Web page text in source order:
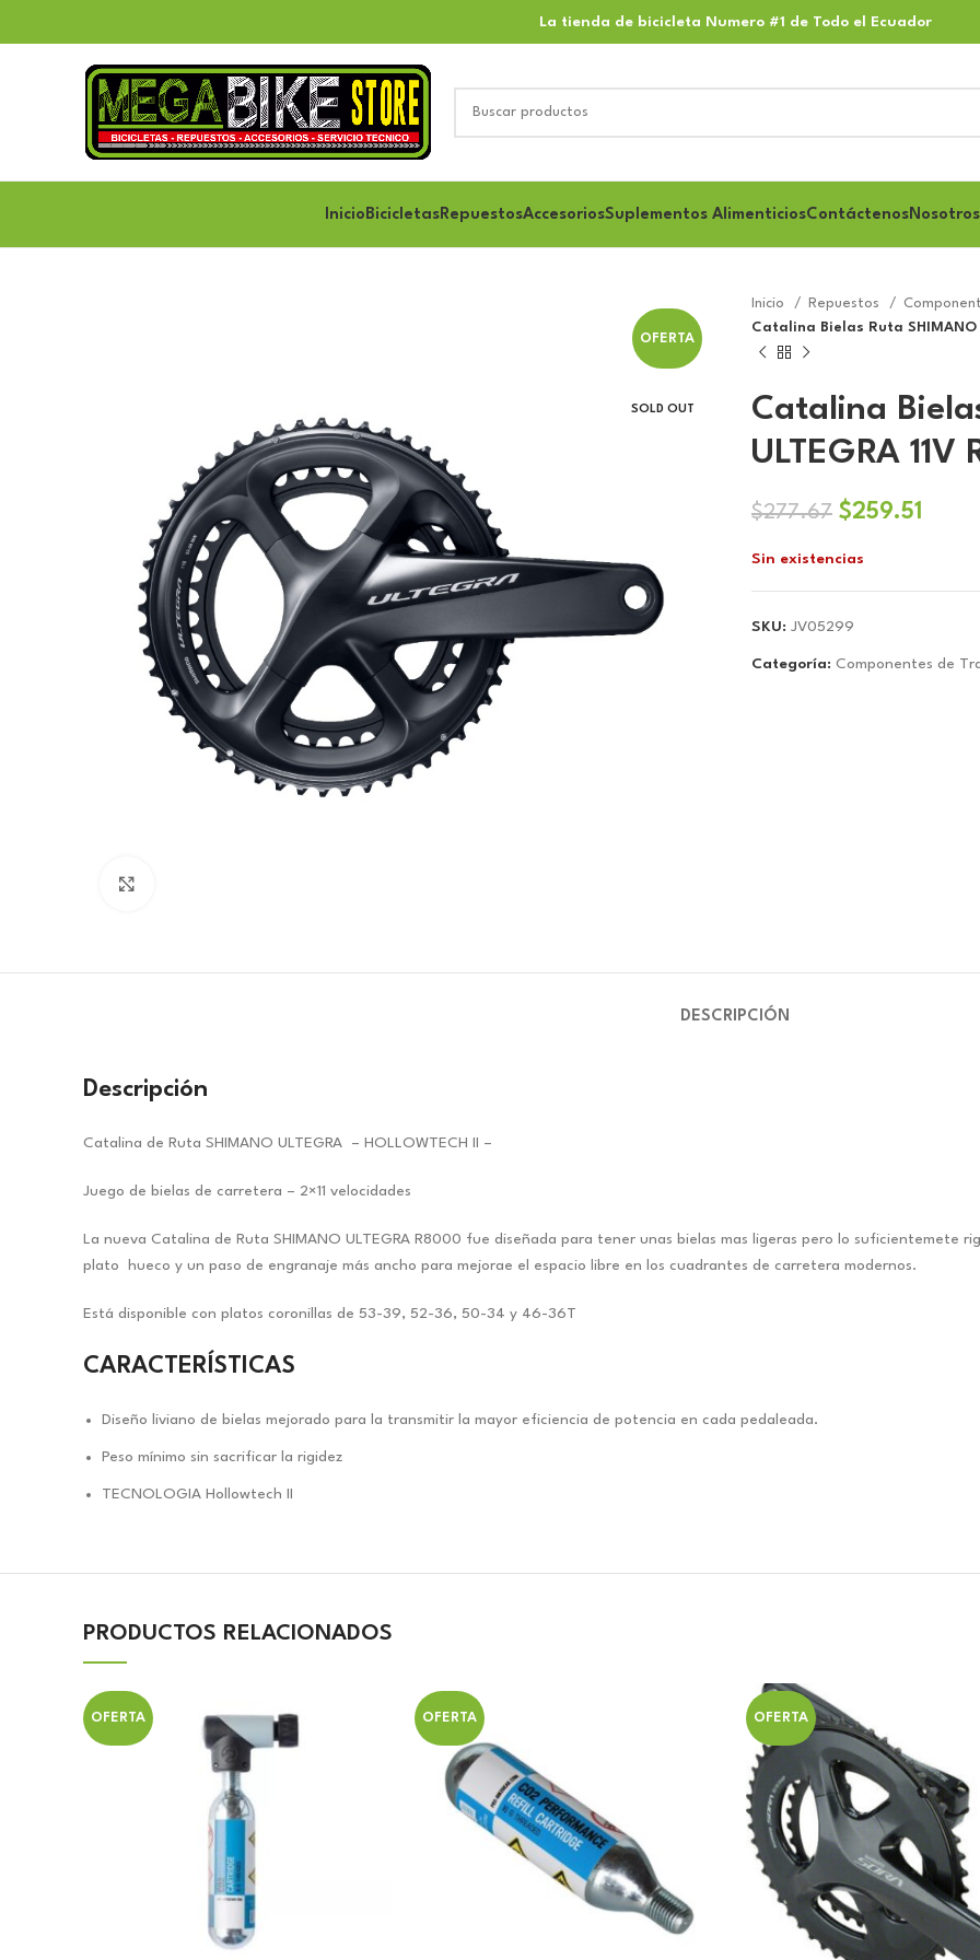
La tienda de bicicleta Numero #1 de Todo el Ecuador
Inicio BicicletasRepuestosAccesoriosSuplementos AlimenticiosContáctenos
OFERTA
SOLD OUT
Inicio Repuestos
Catalina Bielas Ruta SHIMANO
Catalina
ULTEGRA 11V
$277.67 El
original
$277.67.
$259.51
Sin existencias
SKU: JV05299
Categoría: Componentes de
DESCRIPCIÓN
Descripción
Catalina de Ruta SHIMANO ULTEGRA – HOLLOWTECH II –
Juego de bielas de carretera – 2×11 velocidades
La nueva Catalina de Ruta SHIMANO ULTEGRA R8000 fue diseñada para tener unas bielas mas ligeras pero lo suficientemete
plato hueco y un paso de engranaje más ancho para mejorae el espacio libre en los cuadrantes de carretera modernos.
Está disponible con platos coronillas de 53-39, 52-36, 50-34 y 46-36T
CARACTERÍSTICAS
Diseño liviano de bielas mejorado para la transmitir la mayor eficiencia de potencia en cada pedaleada.
Peso mínimo sin sacrificar la rigidez
TECNOLOGIA Hollowtech II
PRODUCTOS RELACIONADOS
OFERTA OFERTA OFERTA